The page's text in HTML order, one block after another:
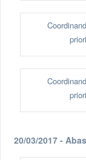
20/03/2017 -